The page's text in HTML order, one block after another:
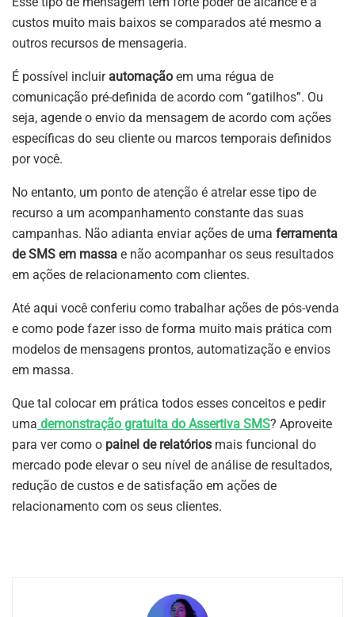
custos muito mais baixos se comparados até mesmo a
outros recursos de mensageria.
É possível incluir automação em uma régua de
comunicação pré-definida de acordo com “gatilhos”. Ou
seja, agende o envio da mensagem de acordo com ações
específicas do seu cliente ou marcos temporais definidos
por você.
No entanto, um ponto de atenção é atrelar esse tipo de
recurso a um acompanhamento constante das suas
campanhas. Não adianta enviar ações de uma ferramenta
de SMS em massa e não acompanhar os seus resultados
em ações de relacionamento com clientes.
Até aqui você conferiu como trabalhar ações de pós-venda
e como pode fazer isso de forma muito mais prática com
modelos de mensagens prontos, automatização e envios
em massa.
Que tal colocar em prática todos esses conceitos e pedir
uma demonstração gratuita do Assertiva SMS? Aproveite
para ver como o painel de relatórios mais funcional do
mercado pode elevar o seu nível de análise de resultados,
redução de custos e de satisfação em ações de
relacionamento com os seus clientes.